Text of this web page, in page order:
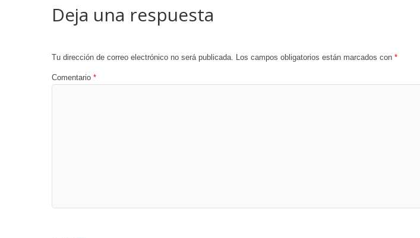
Deja una respuesta
Tu dirección de correo electrónico no será publicada. Los campos obligatorios están marcados con *
Comentario *